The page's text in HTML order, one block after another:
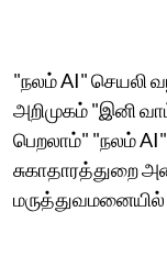
"நலம் AI" செயலி
அறிமுகம் "இனி
பெறலாம்" "நலம்
சுகாதாரத்துறை